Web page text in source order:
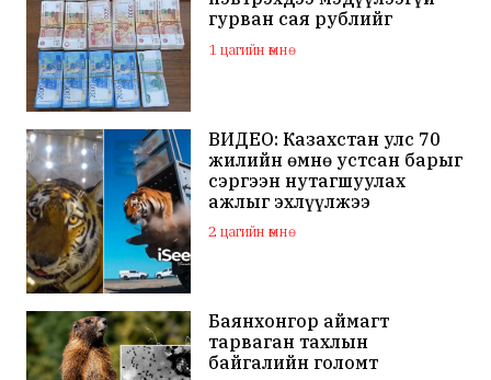
гурван сая рублийг
хураажээ
1 цагийн өмнө
ВИДЕО: Казахстан улс 70
жилийн өмнө устсан барыг
сэргээн нутагшуулах
ажлыг эхлүүлжээ
2 цагийн өмнө
Баянхонгор аймагт
тарваган тахлын
байгалийн голомт